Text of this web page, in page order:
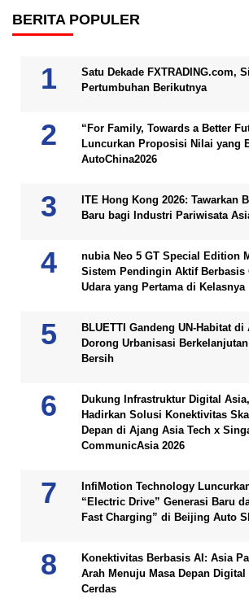
BERITA POPULER
Satu Dekade FXTRADING.com,
Pertumbuhan Berikutnya
“For Family, Towards a Better
Luncurkan Proposisi Nilai yang
AutoChina2026
ITE Hong Kong 2026: Tawarkan
Baru bagi Industri Pariwisata
nubia Neo 5 GT Special Edition
Sistem Pendingin Aktif Berbasis
Udara yang Pertama di Kelasnya
BLUETTI Gandeng UN-Habitat di
Dorong Urbanisasi
Bersih
Dukung Infrastruktur Digital
Hadirkan Solusi Konektivitas
Depan di Ajang Asia Tech x
CommunicAsia 2026
InfiMotion Technology
“Electric Drive” Generasi Baru
Fast Charging” di Beijing Auto
Konektivitas Berbasis AI: Asia
Arah Menuju Masa Depan
Cerdas